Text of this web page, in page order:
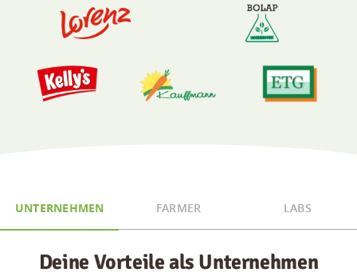
UNTERNEHMEN FARMER LABS
Deine Vorteile als Unternehmen